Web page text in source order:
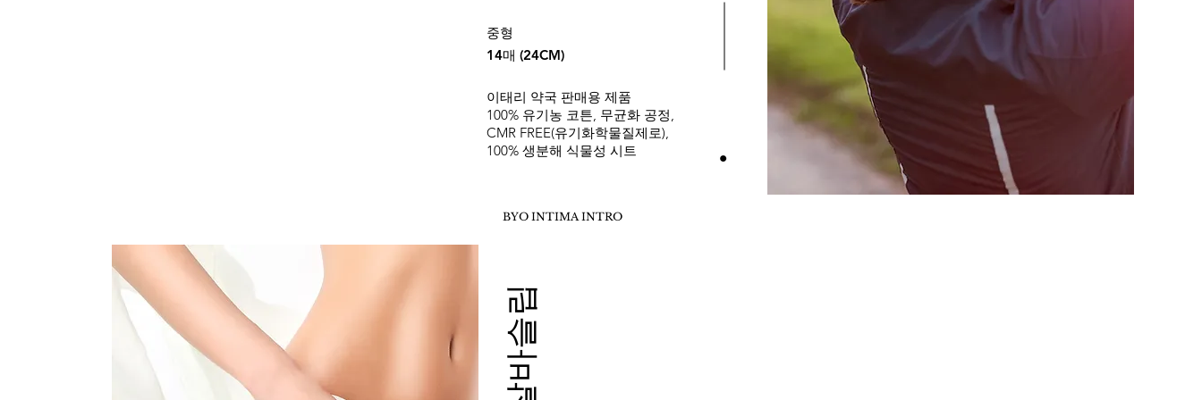
중형
14매 (24CM)
이태리 약국 판매용 제품
100% 유기농 코튼, 무균화 공정,
CMR FREE(유기화학물질제로),
100% 생분해 식물성 시트
BYO INTIMA INTRO